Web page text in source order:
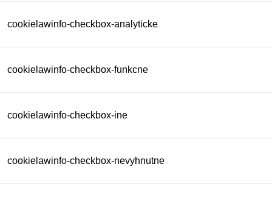
cookielawinfo-checkbox-analyticke
cookielawinfo-checkbox-funkcne
cookielawinfo-checkbox-ine
cookielawinfo-checkbox-nevyhnutne